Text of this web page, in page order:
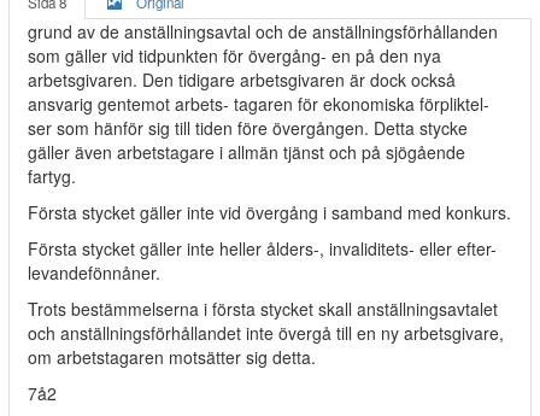
grund av de anställningsavtal och de anställningsförhållanden
som gäller vid tidpunkten för övergång- en på den nya
arbetsgivaren. Den tidigare arbetsgivaren är dock också
ansvarig gentemot arbets- tagaren för ekonomiska förpliktel-
ser som hänför sig till tiden före övergången. Detta stycke
gäller även arbetstagare i allmän tjänst och på sjögående
fartyg.
Första stycket gäller inte vid övergång i samband med konkurs.
Första stycket gäller inte heller ålders-, invaliditets- eller efter-
levandefönnåner.
Trots bestämmelserna i första stycket skall anställningsavtalet
och anställningsförhållandet inte övergå till en ny arbetsgivare,
om arbetstagaren motsätter sig detta.
7å2